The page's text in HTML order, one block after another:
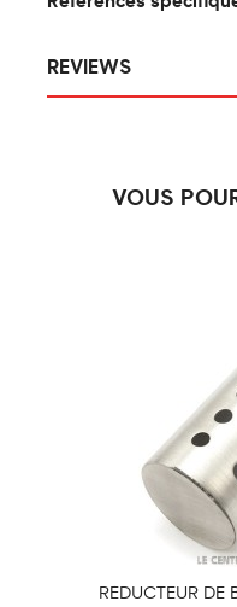
REVIEWS
VOUS
RÉDUCTEUR DE